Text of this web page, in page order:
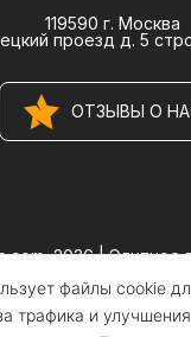
119590 г. Москва
проезд д. 5
ОТЗЫВЫ О
2026 |Элитное
сайте носит
является публичной
файлы cookie
трафика и улучшения